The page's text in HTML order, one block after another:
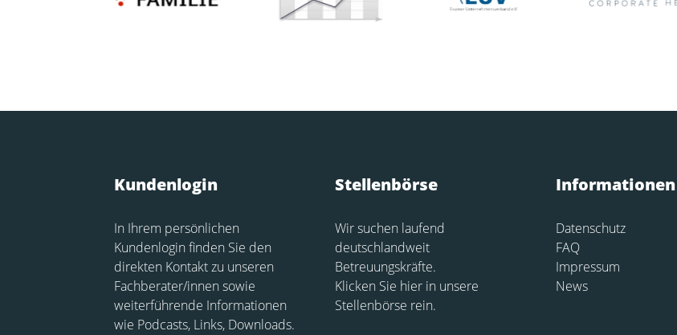
Kundenlogin
In Ihrem persönlichen
Kundenlogin finden Sie den
direkten Kontakt zu unseren
Fachberater/innen sowie
weiterführende Informationen
wie Podcasts, Links, Downloads.
Stellenbörse
Wir suchen laufend
deutschlandweit
Betreuungskräfte.
Klicken Sie hier in unsere
Stellenbörse rein.
Informationen
Datenschutz
FAQ
Impressum
News